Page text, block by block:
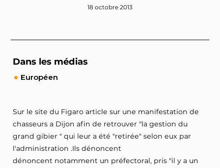
18 octobre 2013
Dans les médias
Européen
Sur le site du Figaro article sur une manifestation de
chasseurs a Dijon afin de retrouver "la gestion du
grand gibier " qui leur a été "retirée" selon eux par
l'administration .Ils dénoncent
dénoncent notamment un préfectoral, pris "il y a un